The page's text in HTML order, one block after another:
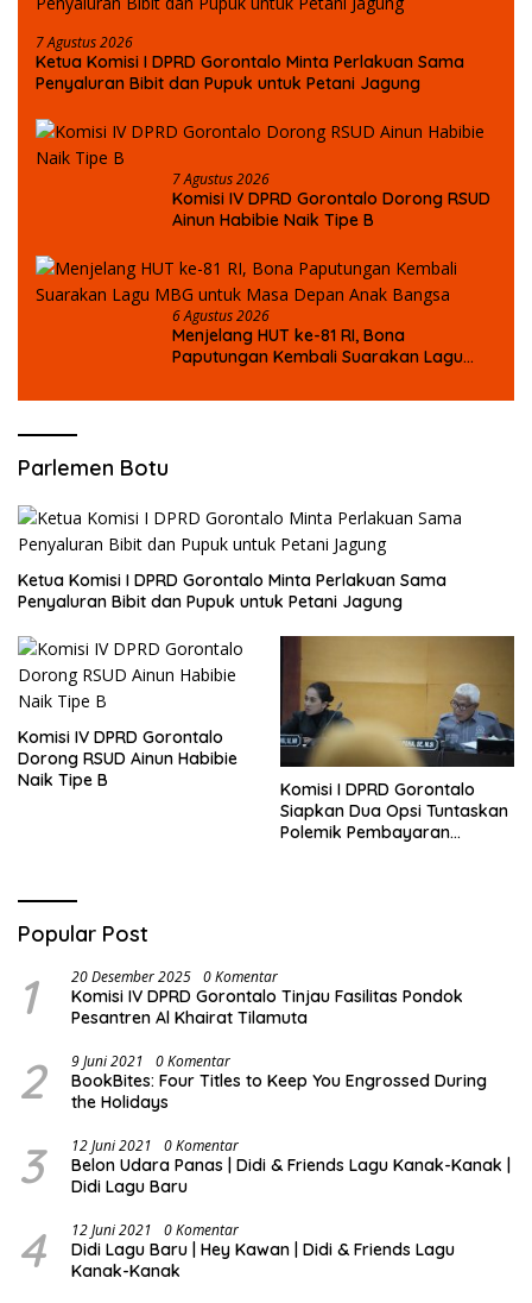
7 Agustus 2026
Ketua Komisi I DPRD Gorontalo Minta Perlakuan Sama
Penyaluran Bibit dan Pupuk untuk Petani Jagung
7 Agustus 2026
Komisi IV DPRD Gorontalo Dorong RSUD
Ainun Habibie Naik Tipe B
6 Agustus 2026
Menjelang HUT ke-81 RI, Bona
Paputungan Kembali Suarakan Lagu
Parlemen Botu
Ketua Komisi I DPRD Gorontalo Minta Perlakuan Sama
Penyaluran Bibit dan Pupuk untuk Petani Jagung
Komisi IV DPRD Gorontalo
Dorong RSUD Ainun Habibie
Naik Tipe B
Komisi I DPRD Gorontalo
Siapkan Dua Opsi Tuntaskan
Polemik Pembayaran
Popular Post
1 20 Desember 2025 0 Komentar
Komisi IV DPRD Gorontalo Tinjau Fasilitas Pondok
Pesantren Al Khairat Tilamuta
2 9 Juni 2021 0 Komentar
BookBites: Four Titles to Keep You Engrossed During
the Holidays
3 12 Juni 2021 0 Komentar
Belon Udara Panas | Didi & Friends Lagu Kanak-Kanak |
Didi Lagu Baru
4 12 Juni 2021 0 Komentar
Didi Lagu Baru | Hey Kawan | Didi & Friends Lagu
Kanak-Kanak